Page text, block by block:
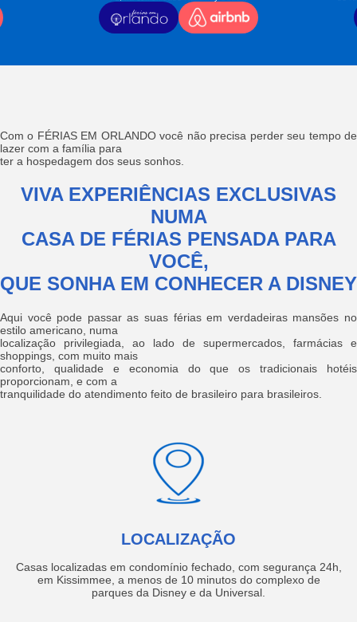
Com o FÉRIAS EM ORLANDO você não precisa perder seu tempo de
lazer com a família para
ter a hospedagem dos seus sonhos.
VIVA EXPERIÊNCIAS EXCLUSIVAS
NUMA
CASA DE FÉRIAS PENSADA PARA
VOCÊ,
QUE SONHA EM CONHECER A DISNEY
Aqui você pode passar as suas férias em verdadeiras mansões no
estilo americano, numa
localização privilegiada, ao lado de supermercados, farmácias e
shoppings, com muito mais
conforto, qualidade e economia do que os tradicionais hotéis
proporcionam, e com a
tranquilidade do atendimento feito de brasileiro para brasileiros.
LOCALIZAÇÃO
Casas localizadas em condomínio fechado, com segurança 24h,
em Kissimmee, a menos de 10 minutos do complexo de
parques da Disney e da Universal.